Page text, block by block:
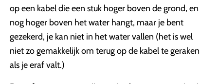
op een kabel die een stuk hoger boven de grond, en
nog hoger boven het water hangt, maar je bent
gezekerd, je kan niet in het water vallen (het is wel
niet zo gemakkelijk om terug op de kabel te geraken
als je eraf valt.)